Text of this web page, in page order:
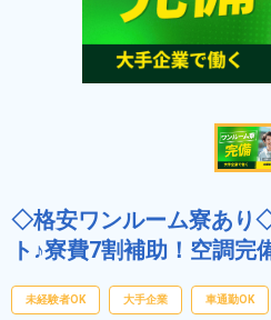
◇格安ワンルーム寮あり
ト♪寮費7割補助！空調完
未経験者OK 大手企業 車通勤OK